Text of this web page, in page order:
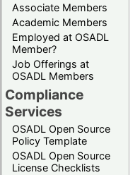
Associate Members
Academic Members
Employed at OSADL
Member?
Job Offerings at
OSADL Members
Compliance
Services
OSADL Open Source
Policy Template
OSADL Open Source
License Checklists